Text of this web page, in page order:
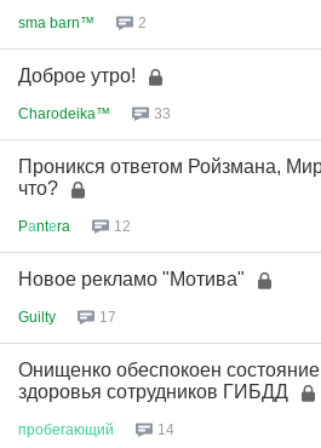
sma barn™ 2
Доброе утро!
Charodeika™ 33
Проникся ответом Ройзмана,
что?
Pаntеra 12
Новое рекламо "Мотива"
Guilty 17
Онищенко обеспокоен
здоровья сотрудников ГИБДД
пробегающий 14